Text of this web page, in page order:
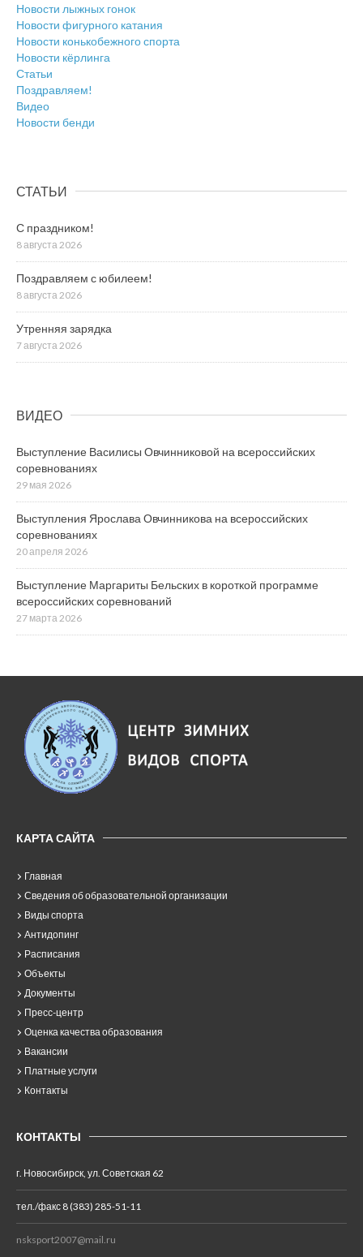
Новости лыжных гонок
Новости фигурного катания
Новости конькобежного спорта
Новости кёрлинга
Статьи
Поздравляем!
Видео
Новости бенди
СТАТЬИ
С праздником!
8 августа 2026
Поздравляем с юбилеем!
8 августа 2026
Утренняя зарядка
7 августа 2026
ВИДЕО
Выступление Василисы Овчинниковой на всероссийских
соревнованиях
29 мая 2026
Выступления Ярослава Овчинникова на всероссийских
соревнованиях
20 апреля 2026
Выступление Маргариты Бельских в короткой программе
всероссийских соревнований
27 марта 2026
КАРТА САЙТА
Главная
Сведения об образовательной организации
Виды спорта
Антидопинг
Расписания
Объекты
Документы
Пресс-центр
Оценка качества образования
Вакансии
Платные услуги
Контакты
КОНТАКТЫ
г. Новосибирск, ул. Советская 62
тел./факс 8 (383) 285-51-11
nsksport2007@mail.ru